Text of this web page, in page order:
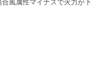
風属性マイナスで火力が下